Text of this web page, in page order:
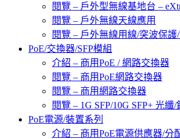
閱覽 – 戶外型無線基地台 –
閱覽 – 戶外無線天線應用
閱覽 – 戶外無線用線/突波保護
PoE/交換器/SFP模組
介紹 – 商用PoE / 網路交換器
閱覽 – 商用PoE網路交換器
閱覽 – 商用網路交換器
閱覽 – 1G SFP/10G SFP+ 光纖
PoE電源/裝置系列
介紹 – 商用PoE電源供應器/分